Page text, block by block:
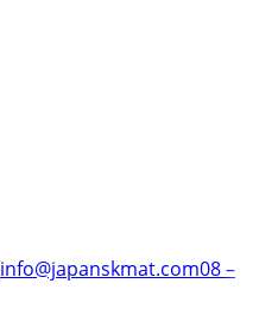
info@japanskmat.com08 –